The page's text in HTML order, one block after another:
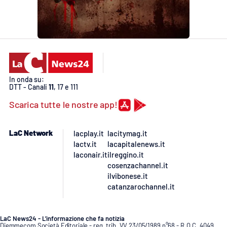
Lacplay.it
Laconair.it
Lacitymag.it
Lacapitalenews.it
Ilreggino.it
Cosenzachannel.it
In onda su:
DTT - Canali 11, 17 e 111
Scarica tutte le nostre app!
LaC Network
lacplay.it
lactv.it
laconair.it
lacitymag.it
lacapitalenews.it
ilreggino.it
cosenzachannel.it
ilvibonese.it
catanzarochannel.it
LaC News24 - L’informazione che fa notizia
Diemmecom Società Editoriale - reg. trib. VV 23/05/1989 n°68 - R.O.C. 4049